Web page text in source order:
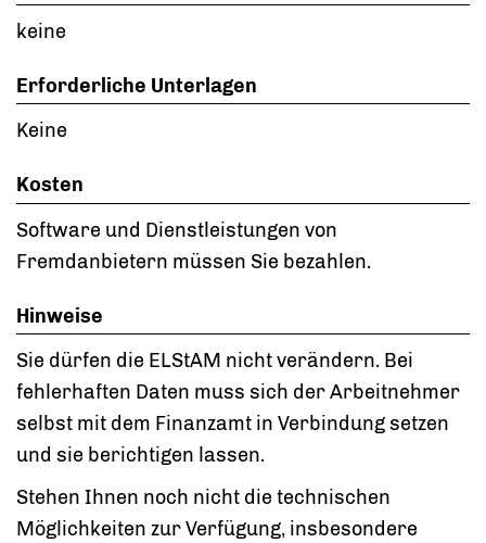
keine
Erforderliche Unterlagen
Keine
Kosten
Software und Dienstleistungen von
Fremdanbietern müssen Sie bezahlen.
Hinweise
Sie dürfen die ELStAM nicht verändern. Bei
fehlerhaften Daten muss sich der Arbeitnehmer
selbst mit dem Finanzamt in Verbindung setzen
und sie berichtigen lassen.
Stehen Ihnen noch nicht die technischen
Möglichkeiten zur Verfügung, insbesondere